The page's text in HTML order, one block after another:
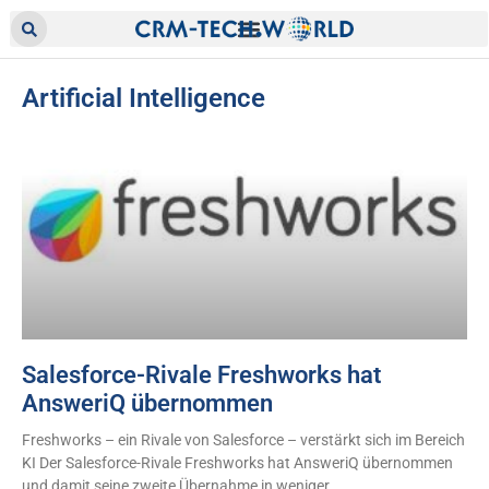
Artificial Intelligence
Salesforce-Rivale Freshworks hat
AnsweriQ übernommen
Freshworks – ein Rivale von Salesforce – verstärkt sich im Bereich
KI Der Salesforce-Rivale Freshworks hat AnsweriQ übernommen